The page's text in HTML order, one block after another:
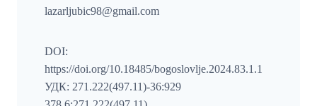
lazarljubic98@gmail.com
DOI:
https://doi.org/10.18485/bogoslovlje.2024.83.1.1
УДК: 271.222(497.11)-36:929